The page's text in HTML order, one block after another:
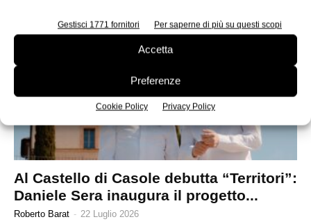
Gestisci 1771 fornitori Per saperne di più su questi scopi
Accetta
Preferenze
Cookie Policy Privacy Policy
Al Castello di Casole debutta “Territori”:
Daniele Sera inaugura il progetto...
Roberto Barat - 22 Luglio 2026